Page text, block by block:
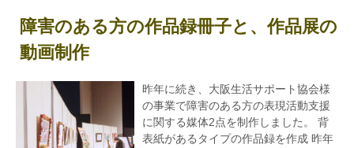
障害のある方の作品録冊子と、作品展の
動画制作
昨年に続き、大阪生活サポート協会様
の事業で障害のある方の表現活動支援
に関する媒体2点を制作しました。 背
表紙があるタイプの作品録を作成 昨年